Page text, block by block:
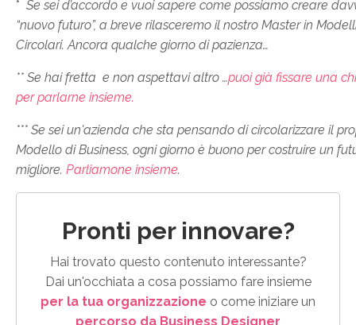
* Se sei d’accordo e vuoi sapere come possiamo creare
“nuovo futuro”, a breve rilasceremo il nostro Master in
Circolari. Ancora qualche giorno di pazienza…
** Se hai fretta e non aspettavi altro …puoi già fissare una
per parlarne insieme.
*** Se sei un'azienda che sta pensando di circolarizzare il
Modello di Business, ogni giorno è buono per costruire un
migliore. Parliamone insieme.
Pronti per innovare?
Hai trovato questo contenuto interessante?
Dai un'occhiata a cosa possiamo fare insieme
per la tua organizzazione o come iniziare un
percorso da Business Designer